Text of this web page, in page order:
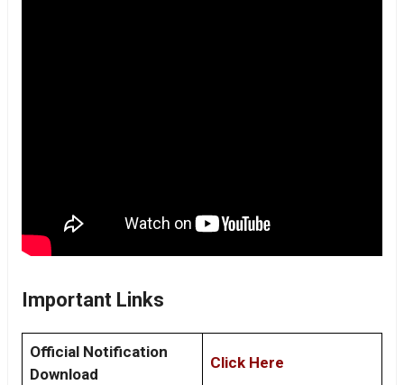
Important Links
Official Notification
Download
Click Here